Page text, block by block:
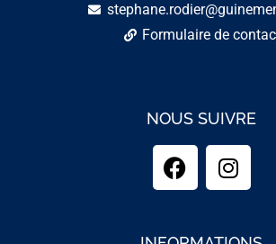
Formulaire de
NOUS SUIVRE